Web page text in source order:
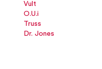
Vult
O.U.i
Truss
Dr. Jones